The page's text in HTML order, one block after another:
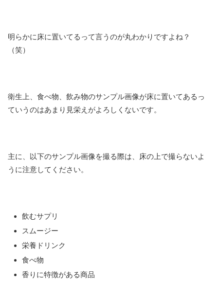
明らかに床に置いてるって言うのが丸わかりですよね？
（笑）
衛生上、食べ物、飲み物のサンプル画像が床に置いてあるっ
ていうのはあまり見栄えがよろしくないです。
主に、以下のサンプル画像を撮る際は、床の上で撮らないよ
うに注意してください。
飲むサプリ
スムージー
栄養ドリンク
食べ物
香りに特徴がある商品